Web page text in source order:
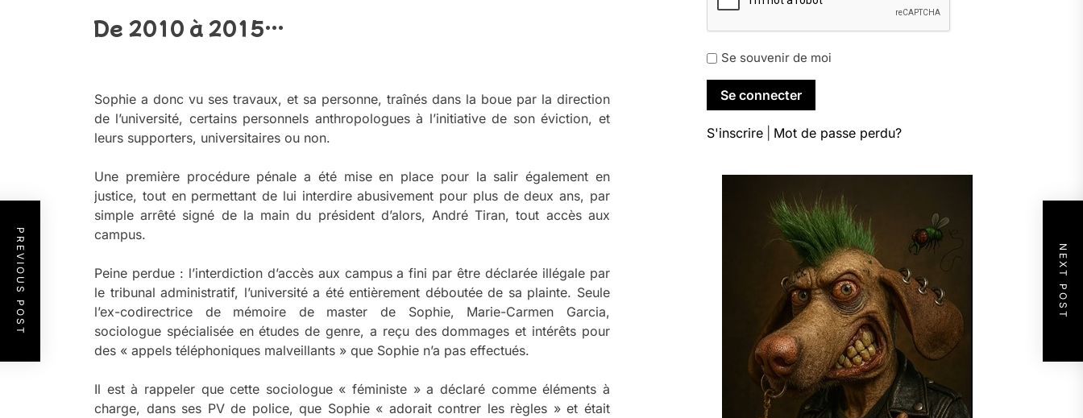
De 2010 à 2015…
Sophie a donc vu ses travaux, et sa personne, traînés dans la boue par la direction
de l’université, certains personnels anthropologues à l’initiative de son éviction, et
leurs supporters, universitaires ou non.
Une première procédure pénale a été mise en place pour la salir également en
justice, tout en permettant de lui interdire abusivement pour plus de deux ans, par
simple arrêté signé de la main du président d’alors, André Tiran, tout accès aux
campus.
Peine perdue : l’interdiction d’accès aux campus a fini par être déclarée illégale par
le tribunal administratif, l’université a été entièrement déboutée de sa plainte. Seule
l’ex-codirectrice de mémoire de master de Sophie, Marie-Carmen Garcia,
sociologue spécialisée en études de genre, a reçu des dommages et intérêts pour
des « appels téléphoniques malveillants » que Sophie n’a pas effectués.
Il est à rappeler que cette sociologue « féministe » a déclaré comme éléments à
charge, dans ses PV de police, que Sophie « adorait contrer les règles » et était
PREVIOUS POST NEXT POST
Se souvenir de moi
S'inscrire Mot de passe perdu?